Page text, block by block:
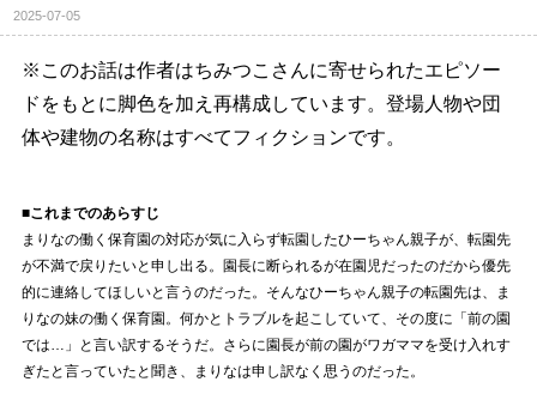
2025-07-05
※このお話は作者はちみつこさんに寄せられたエピソー
ドをもとに脚色を加え再構成しています。登場人物や団
体や建物の名称はすべてフィクションです。
■これまでのあらすじ
まりなの働く保育園の対応が気に入らず転園したひーちゃん親子が、転園先
が不満で戻りたいと申し出る。園長に断られるが在園児だったのだから優先
的に連絡してほしいと言うのだった。そんなひーちゃん親子の転園先は、ま
りなの妹の働く保育園。何かとトラブルを起こしていて、その度に「前の園
では…」と言い訳するそうだ。さらに園長が前の園がワガママを受け入れす
ぎたと言っていたと聞き、まりなは申し訳なく思うのだった。